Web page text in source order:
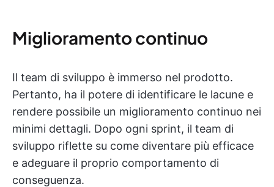
Miglioramento continuo
Il team di sviluppo è immerso nel prodotto.
Pertanto, ha il potere di identificare le lacune e
rendere possibile un miglioramento continuo nei
minimi dettagli. Dopo ogni sprint, il team di
sviluppo riflette su come diventare più efficace
e adeguare il proprio comportamento di
conseguenza.